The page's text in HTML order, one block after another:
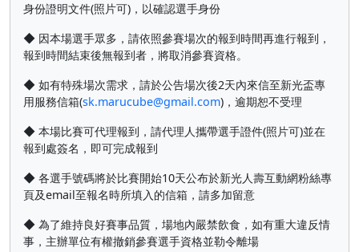
身份證明文件(照片可)，以確認選手身份
◆ 因本場選手眾多，請依照參賽場次的報到時間再進行報到，
報到時間結束後無報到者，將取消參賽資格。
◆ 如有特殊場次需求，請於公告場次後2天內來信至新光盃專
用服務信箱(sk.marucube@gmail.com)，逾期恕不受理
◆ 本場比賽可代理報到，請代理人攜帶選手證件(照片可)並在
報到處簽名，即可完成報到
◆ 各選手號碼將於比賽開始10天公布於新光人壽互動網粉絲專
頁及email至報名時所填入的信箱，請多加留意
◆ 為了維持良好賽事品質，場地內嚴禁飲食，如有重大違反情
事，主辦單位有權撤銷參賽選手資格並勒令離場